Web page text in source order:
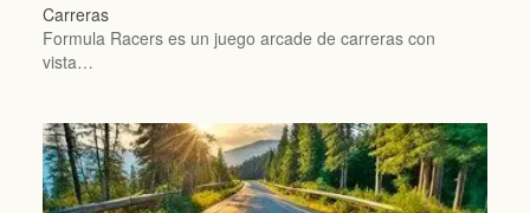
Carreras
Formula Racers es un juego arcade de carreras con
vista…